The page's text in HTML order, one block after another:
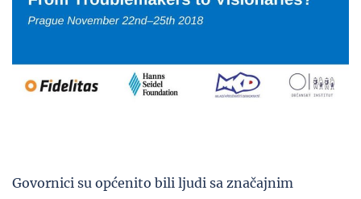
Govornici su općenito bili ljudi sa značajnim